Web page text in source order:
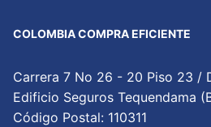
COLOMBIA COMPRA EFICIENTE
Carrera 7 No 26 - 20 Piso 23 /
Edificio Seguros Tequendama
Código Postal: 110311